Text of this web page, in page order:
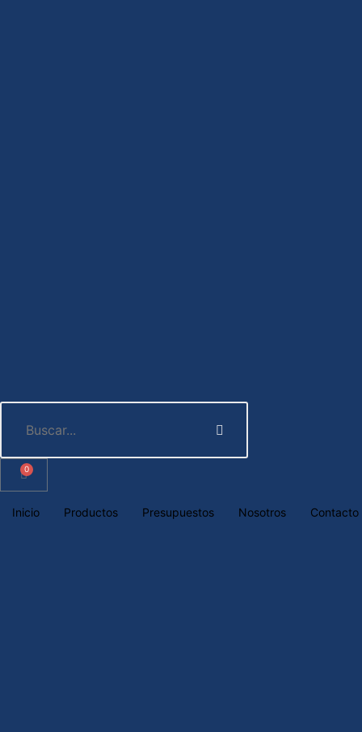
0
Inicio Productos Presupuestos Nosotros Contacto